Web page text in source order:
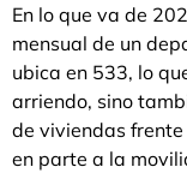
En lo que va de
mensual de un
ubica en 533, lo
arriendo, sino
de viviendas
en parte a la